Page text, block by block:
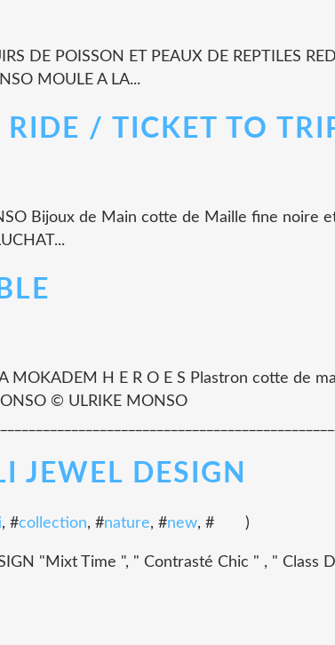
DE POISSON ET PEAUX DE
MOULE A LA...
RIDE / TICKET TO
Bijoux de Main cotte de Maille fine
MOKADEM H E R O E S Plastron cotte de
© ULRIKE MONSO
JEWEL DESIGN
, #collection, #nature, #new, # )
"Mixt Time ", " Contrasté Chic " , "